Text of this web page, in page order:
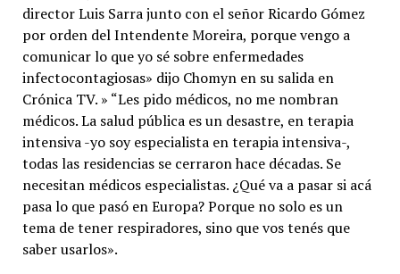
director Luis Sarra junto con el señor Ricardo Gómez
por orden del Intendente Moreira, porque vengo a
comunicar lo que yo sé sobre enfermedades
infectocontagiosas» dijo Chomyn en su salida en
Crónica TV. » “Les pido médicos, no me nombran
médicos. La salud pública es un desastre, en terapia
intensiva -yo soy especialista en terapia intensiva-,
todas las residencias se cerraron hace décadas. Se
necesitan médicos especialistas. ¿Qué va a pasar si acá
pasa lo que pasó en Europa? Porque no solo es un
tema de tener respiradores, sino que vos tenés que
saber usarlos».